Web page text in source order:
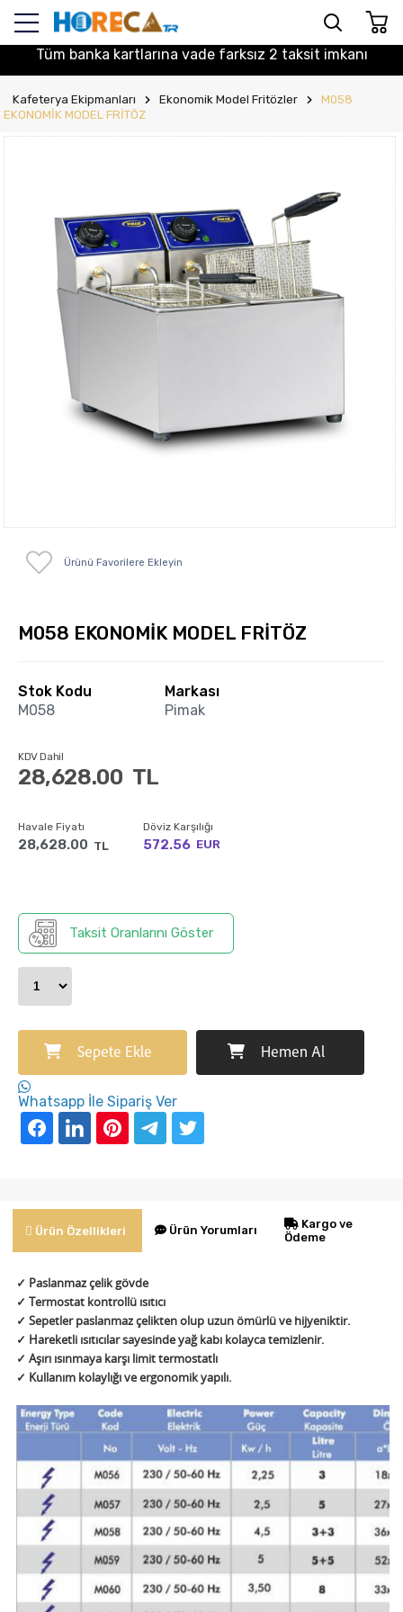
Tüm banka kartlarına vade farksız 2 taksit imkanı
Kafeterya Ekipmanları Ekonomik Model Fritözler
M058
EKONOMİK MODEL FRİTÖZ
Ürünü Favorilere Ekleyin
M058 EKONOMİK MODEL FRİTÖZ
Stok Kodu
M058
Markası
Pimak
28,628.00 TL
KDV Dahil
Havale Fiyatı
28,628.00 TL
Döviz Karşılığı
572.56 EUR
Taksit Oranlarını Göster
Sepete Ekle Hemen Al
Whatsapp İle Sipariş Ver
Ürün Özellikleri Ürün Yorumları
Kargo ve
Ödeme
✓ Paslanmaz çelik gövde
✓ Termostat kontrollü ısıtıcı
✓ Sepetler paslanmaz çelikten olup uzun ömürlü ve hijyeniktir.
✓ Hareketli ısıtıcılar sayesinde yağ kabı kolayca temizlenir.
✓ Aşırı ısınmaya karşı limit termostatlı
✓ Kullanım kolaylığı ve ergonomik yapılı.